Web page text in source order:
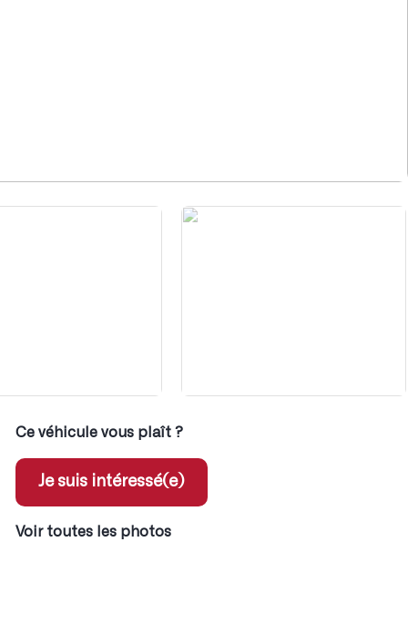
Ce véhicule vous plaît ?
Je suis intéressé(e)
Voir toutes les photos